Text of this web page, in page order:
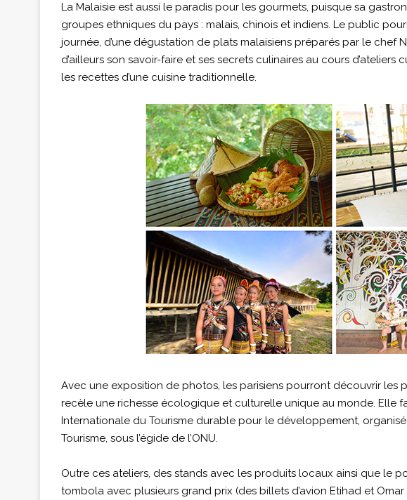
La Malaisie est aussi le paradis pour les gourmets, puisque sa
groupes ethniques du pays : malais, chinois et indiens. Le public
journée, d’une dégustation de plats malaisiens préparés par le chef
d’ailleurs son savoir-faire et ses secrets culinaires au cours
les recettes d’une cuisine traditionnelle.
Avec une exposition de photos, les parisiens pourront découvrir les
recèle une richesse écologique et culturelle unique au monde. Elle
Internationale du Tourisme durable pour le développement,
Tourisme, sous l’égide de l’ONU.
Outre ces ateliers, des stands avec les produits locaux ainsi que le
tombola avec plusieurs grand prix (des billets d’avion Etihad et Omar